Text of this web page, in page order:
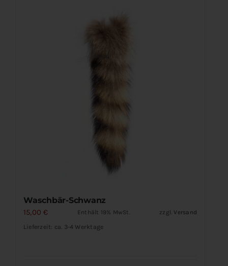
Waschbär-Schwanz
15,00 € Enthält 19% MwSt. zzgl. Versand
Lieferzeit: ca. 3-4 Werktage